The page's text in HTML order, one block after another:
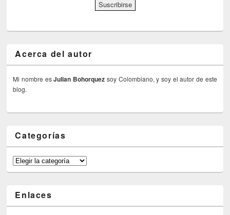
Acerca del autor
Mi nombre esJulian Bohorquez soy Colombiano, y soy el autor de este
blog.
Categorías
Categorías
Enlaces